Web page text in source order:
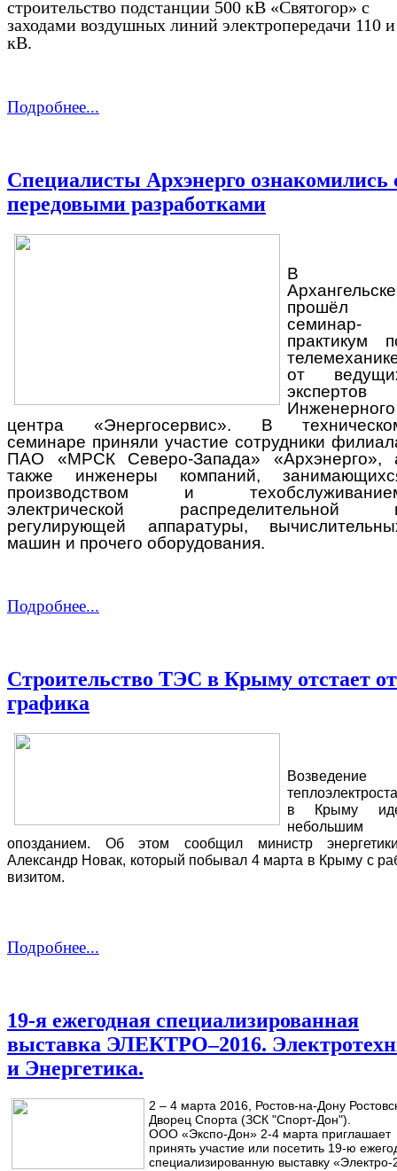
строительство подстанции 500 кВ «Святогор» с
заходами воздушных линий электропередачи 110
кВ.
Подробнее...
Специалисты Архэнерго ознакомились
передовыми разработками
В
Архангельске
прошёл
семинар-
практикум
от
экспертов
Инженерного
центра «Энергосервис». В
семинаре приняли участие сотрудники
ПАО «МРСК Северо-Запада» «Архэнерго»,
также инженеры компаний,
производством и
электрической распределительной
регулирующей аппаратуры,
машин и прочего оборудования.
Подробнее...
Строительство ТЭС в Крыму отстает от
графика
Возведение
в Крыму
небольшим
опозданием. Об этом сообщил министр
Александр Новак, который побывал 4 марта в Крыму с
визитом.
Подробнее...
19-я ежегодная специализированная
выставка ЭЛЕКТРО–2016.
и Энергетика.
2 – 4 марта 2016, Ростов-на-Дону
Дворец Спорта (ЗСК "Спорт-Дон").
ООО «Экспо-Дон» 2-4 марта приглашает
принять участие или посетить 19-ю
специализированную выставку «Электро-